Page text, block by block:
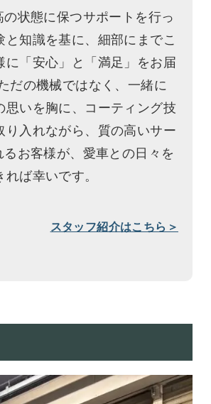
状態に保つサポートを行っ
知識を基に、細部にまでこ
「安心」と「満足」をお届
だの機械ではなく、一緒に
いを胸に、コーティング技
入れながら、質の高いサー
お客様が、愛車との日々を
ば幸いです。
スタッフ紹介はこちら＞